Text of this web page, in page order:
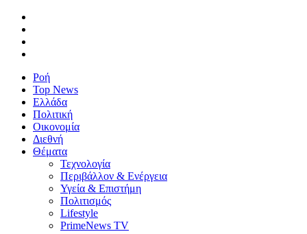
Ροή
Top News
Ελλάδα
Πολιτική
Οικονομία
Διεθνή
Θέματα
Τεχνολογία
Περιβάλλον & Ενέργεια
Υγεία & Επιστήμη
Πολιτισμός
Lifestyle
PrimeNews TV